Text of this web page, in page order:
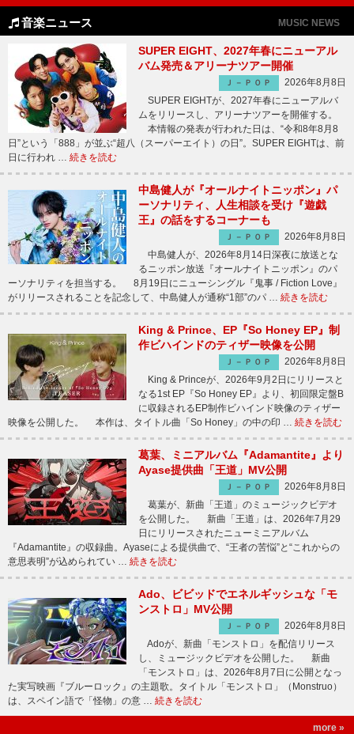
音楽ニュース MUSIC NEWS
SUPER EIGHT、2027年春にニューアル
バム発売＆アリーナツアー開催
Ｊ－ＰＯＰ
2026年8月8日
SUPER EIGHTが、2027年春にニューアルバ
ムをリリースし、アリーナツアーを開催する。
本情報の発表が行われた日は、“令和8年8月8
日”という「888」が並ぶ“超八（スーパーエイト）の日”。SUPER EIGHTは、前
日に行われ … 続きを読む
中島健人が『オールナイトニッポン』パ
ーソナリティ、人生相談を受け『遊戯
王』の話をするコーナーも
Ｊ－ＰＯＰ
2026年8月8日
中島健人が、2026年8月14日深夜に放送とな
るニッポン放送『オールナイトニッポン』のパ
ーソナリティを担当する。 8月19日にニューシングル『鬼事 / Fiction Love』
がリリースされることを記念して、中島健人が通称“1部”のパ … 続きを読む
King & Prince、EP『So Honey EP』制
作ビハインドのティザー映像を公開
Ｊ－ＰＯＰ
2026年8月8日
King & Princeが、2026年9月2日にリリースと
なる1st EP『So Honey EP』より、初回限定盤B
に収録されるEP制作ビハインド映像のティザー
映像を公開した。 本作は、タイトル曲「So Honey」の中の印 … 続きを読む
葛葉、ミニアルバム『Adamantite』より
Ayase提供曲「王道」MV公開
Ｊ－ＰＯＰ
2026年8月8日
葛葉が、新曲「王道」のミュージックビデオ
を公開した。 新曲「王道」は、2026年7月29
日にリリースされたニューミニアルバム
『Adamantite』の収録曲。Ayaseによる提供曲で、“王者の苦悩”と“これからの
意思表明”が込められてい … 続きを読む
Ado、ビビッドでエネルギッシュな「モ
ンストロ」MV公開
Ｊ－ＰＯＰ
2026年8月8日
Adoが、新曲「モンストロ」を配信リリース
し、ミュージックビデオを公開した。 新曲
「モンストロ」は、2026年8月7日に公開となっ
た実写映画『ブルーロック』の主題歌。タイトル「モンストロ」（Monstruo）
は、スペイン語で「怪物」の意 … 続きを読む
more »